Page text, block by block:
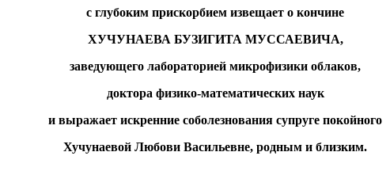
с глубоким прискорбием извещает о кончине
ХУЧУНАЕВА БУЗИГИТА МУССАЕВИЧА,
заведующего лабораторией микрофизики облаков,
доктора физико-математических наук
и выражает искренние соболезнования супруге покойного
Хучунаевой Любови Васильевне, родным и близким.